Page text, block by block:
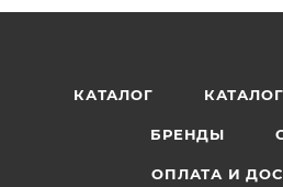
КАТАЛОГ
БРЕНДЫ
ОПЛАТА И